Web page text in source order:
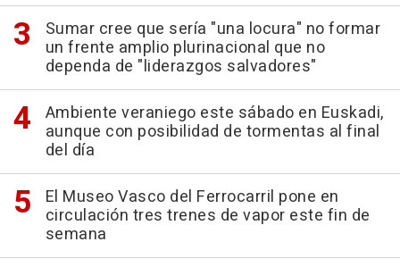
Sumar cree que sería "una locura" no formar
un frente amplio plurinacional que no
dependa de "liderazgos salvadores"
Ambiente veraniego este sábado en Euskadi,
aunque con posibilidad de tormentas al final
del día
El Museo Vasco del Ferrocarril pone en
circulación tres trenes de vapor este fin de
semana